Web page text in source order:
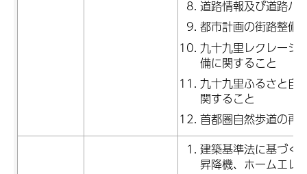
道路情報及び道路パ
都市計画の街路整備
九十九里レクレーシ
備に関すること
九十九里ふるさと自
関すること
首都圏自然歩道の再
建築基準法に基づく
昇降機、ホームエレ